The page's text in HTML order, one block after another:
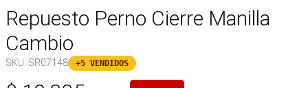
Repuesto Perno Cierre Manilla
Cambio
SKU: SR07148 +5 VENDIDOS